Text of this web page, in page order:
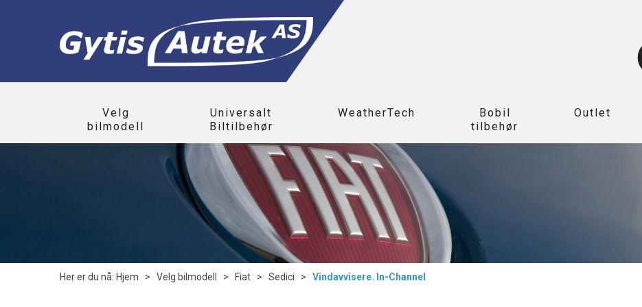
Velg
bilmodell
Universalt
Biltilbehør
WeatherTech
Bobil
tilbehør
Outlet
Her er du nå: Hjem > Velg bilmodell > Fiat > Sedici > Vindavvisere. In-Channel